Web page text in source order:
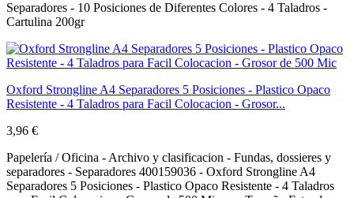
Separadores - 10 Posiciones de Diferentes Colores - 4 Taladros -
Cartulina 200gr
Oxford Strongline A4 Separadores 5 Posiciones - Plastico Opaco
Resistente - 4 Taladros para Facil Colocacion - Grosor...
3,96 €
Papelería / Oficina - Archivo y clasificacion - Fundas, dossieres y
separadores - Separadores 400159036 - Oxford Strongline A4
Separadores 5 Posiciones - Plastico Opaco Resistente - 4 Taladros